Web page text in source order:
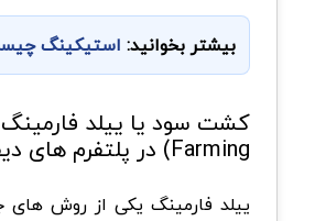
بیشتر بخوانید: استیکینگ
Farming) در پلتفرم های دیفای
ییلد فارمینگ یکی از روش